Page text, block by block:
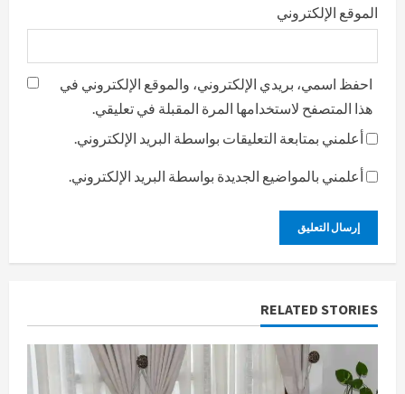
الموقع الإلكتروني
احفظ اسمي، بريدي الإلكتروني، والموقع الإلكتروني في
هذا المتصفح لاستخدامها المرة المقبلة في تعليقي.
أعلمني بمتابعة التعليقات بواسطة البريد الإلكتروني.
أعلمني بالمواضيع الجديدة بواسطة البريد الإلكتروني.
RELATED STORIES